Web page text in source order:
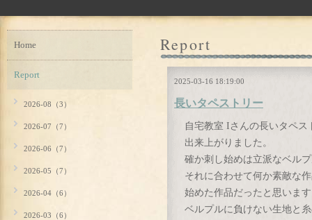
Report
2025-03-16 18:19:00
長いタペストリー
自宅教室 Iさんの長いタペス
出来上がりました。
確か刺し始めは立派なベル
それに合わせて何か素敵な
始めた作品だったと思いま
ベルプルに負けない生地と
Home
Report
2026-08（3）
2026-07（7）
2026-06（7）
2026-05（7）
2026-04（6）
2026-03（6）